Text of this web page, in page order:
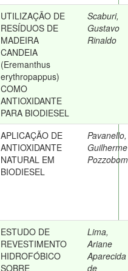
UTILIZAÇÃO DE
RESÍDUOS DE
MADEIRA
CANDEIA
(Eremanthus
erythropappus)
COMO
ANTIOXIDANTE
PARA BIODIESEL
Scaburi,
Gustavo
Rinaldo
APLICAÇÃO DE
ANTIOXIDANTE
NATURAL EM
BIODIESEL
Pavanello,
Guilherme
Pozzobom
ESTUDO DE
REVESTIMENTO
HIDROFÓBICO
SOBRE
Lima,
Ariane
Aparecida
de